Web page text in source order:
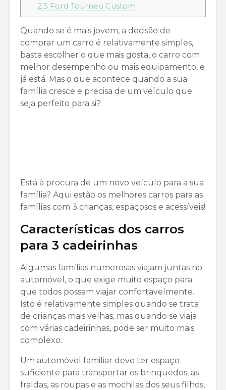
2.5 Ford Tourneo Custom
Quando se é mais jovem, a decisão de
comprar um carro é relativamente simples,
basta escolher o que mais gosta, o carro com
melhor desempenho ou mais equipamento, e
já está. Mas o que acontece quando a sua
família cresce e precisa de um veículo que
seja perfeito para si?
Está à procura de um novo veículo para a sua
família? Aqui estão os melhores carros para as
famílias com 3 crianças, espaçosos e acessíveis!
Características dos carros
para 3 cadeirinhas
Algumas famílias numerosas viajam juntas no
automóvel, o que exige muito espaço para
que todos possam viajar confortavelmente.
Isto é relativamente simples quando se trata
de crianças mais velhas, mas quando se viaja
com várias cadeirinhas, pode ser muito mais
complexo.
Um automóvel familiar deve ter espaço
suficiente para transportar os brinquedos, as
fraldas, as roupas e as mochilas dos seus filhos,